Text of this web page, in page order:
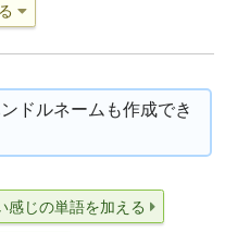
ドルネームも作成でき
感じの単語を加える